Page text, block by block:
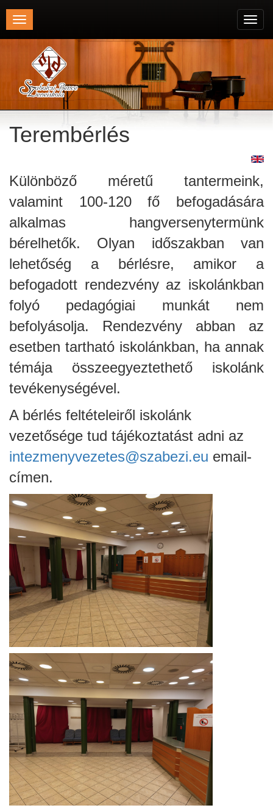
Toggle
navigation
Területi Válogatója
emlékére
Terembérlés
Különböző méretű tantermeink,
valamint 100-120 fő befogadására
alkalmas hangversenytermünk
bérelhetők. Olyan időszakban van
lehetőség a bérlésre, amikor a
befogadott rendezvény az iskolánkban
folyó pedagógiai munkát nem
befolyásolja. Rendezvény abban az
esetben tartható iskolánkban, ha annak
témája összeegyeztethető iskolánk
tevékenységével.
A bérlés feltételeiről iskolánk
vezetősége tud tájékoztatást adni az
intezmenyvezetes@szabezi.eu email-
címen.